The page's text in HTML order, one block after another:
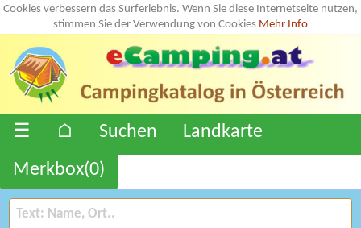
Cookies verbessern das Surferlebnis. Wenn Sie diese Internetseite nutzen,
stimmen Sie der Verwendung von Cookies Mehr Info
☰ ⌂ Suchen
Landkarte
Merkbox(0)